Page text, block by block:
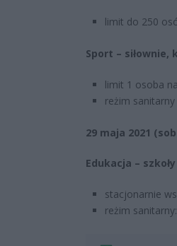
limit do 250
Sport –
limit 1 osoba
reżim sanitarny
29 maja 2021
Edukacja –
stacjonarnie
reżim